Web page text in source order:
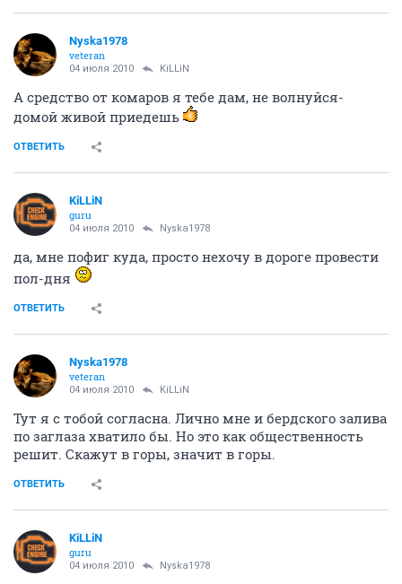
Nyska1978
veteran
04 июля 2010 KiLLiN
А средство от комаров я тебе дам, не волнуйся-
домой живой приедешь
ОТВЕТИТЬ
KiLLiN
guru
04 июля 2010 Nyska1978
да, мне пофиг куда, просто нехочу в дороге провести
пол-дня
ОТВЕТИТЬ
Nyska1978
veteran
04 июля 2010 KiLLiN
Тут я с тобой согласна. Лично мне и бердского залива
по заглаза хватило бы. Но это как общественность
решит. Скажут в горы, значит в горы.
ОТВЕТИТЬ
KiLLiN
guru
04 июля 2010 Nyska1978